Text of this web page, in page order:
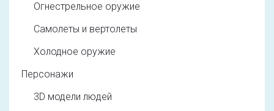
Огнестрельное оружие
Самолеты и вертолеты
Холодное оружие
Персонажи
3D модели людей